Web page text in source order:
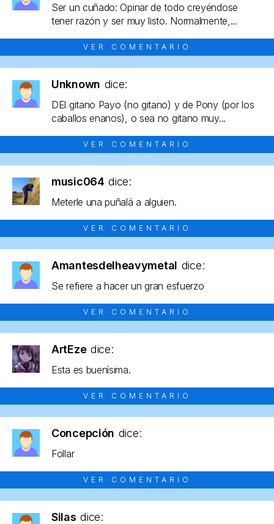
Ser un cuñado: Opinar de todo creyéndose
tener razón y ser muy listo. Normalmente,...
VER COMENTARIO
Unknown dice:
DEl gitano Payo (no gitano) y de Pony (por los
caballos enanos), o sea no gitano muy...
VER COMENTARIO
music064 dice:
Meterle una puñalá a alguien.
VER COMENTARIO
Amantesdelheavymetal dice:
Se refiere a hacer un gran esfuerzo
VER COMENTARIO
ArtEze dice:
Esta es buenísima.
VER COMENTARIO
Concepción dice:
Follar
VER COMENTARIO
Silas dice: